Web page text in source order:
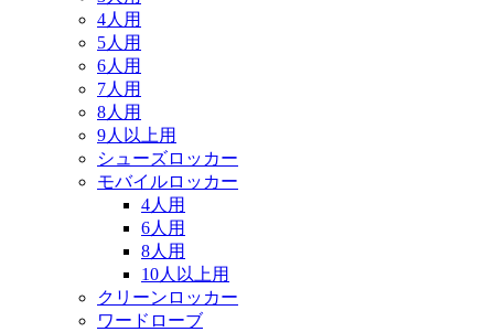
4人用
5人用
6人用
7人用
8人用
9人以上用
シューズロッカー
モバイルロッカー
4人用
6人用
8人用
10人以上用
クリーンロッカー
ワードローブ